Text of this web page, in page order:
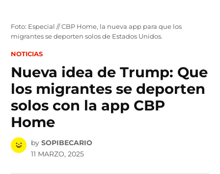
Foto: Especial // CBP Home, la nueva app para que los
migrantes se deporten solos de Estados Unidos.
POSTED
NOTICIAS
Nueva idea de Trump: Que
los migrantes se deporten
solos con la app CBP
Home
by SOPIBECARIO
11 MARZO, 2025